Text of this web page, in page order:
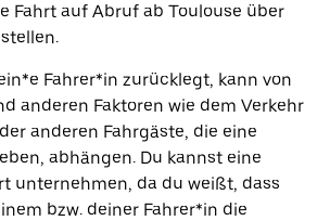
Fahrt auf Abruf ab Toulouse über
Fahrer*in zurücklegt, kann von
anderen Faktoren wie dem Verkehr
anderen Fahrgäste, die eine
abhängen. Du kannst eine
unternehmen, da du weißt, dass
bzw. deiner Fahrer*in die